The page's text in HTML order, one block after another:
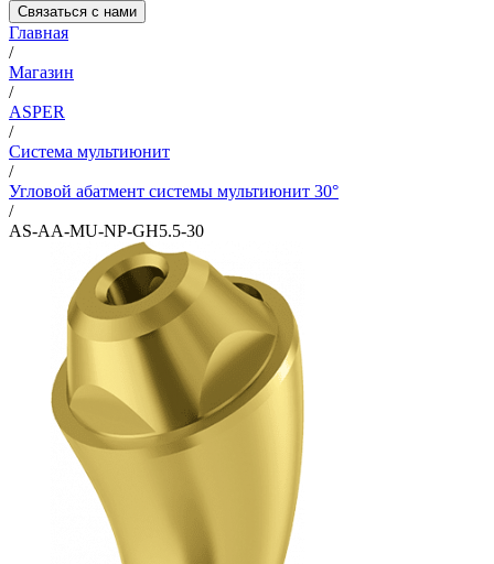
Связаться с нами
Главная
/
Магазин
/
ASPER
/
Система мультиюнит
/
Угловой абатмент системы мультиюнит 30°
/
AS-AA-MU-NP-GH5.5-30